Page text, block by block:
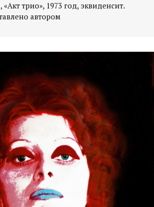
трио», 1973 год, эквиденсит.
автором